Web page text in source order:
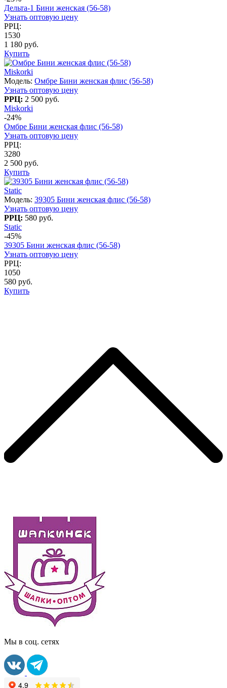
Дельта-1 Бини женская (56-58)
Узнать оптовую цену
РРЦ:
1530
1 180 руб.
Купить
Miskorki
Модель: Омбре Бини женская флис (56-58)
Узнать оптовую цену
РРЦ: 2 500 руб.
Miskorki
-24%
Омбре Бини женская флис (56-58)
Узнать оптовую цену
РРЦ:
3280
2 500 руб.
Купить
Static
Модель: 39305 Бини женская флис (56-58)
Узнать оптовую цену
РРЦ: 580 руб.
Static
-45%
39305 Бини женская флис (56-58)
Узнать оптовую цену
РРЦ:
1050
580 руб.
Купить
Мы в соц. сетях